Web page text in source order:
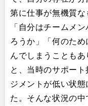
第に仕事が無機質な
「自分はチームメ
ろうか」「何のた
んでしまうことも
と、当時のサポー
ジメントが低い状
た。そんな状況の